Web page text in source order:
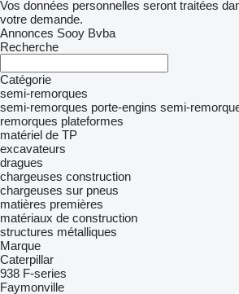
Vos données personnelles seront traitées
votre demande.
Annonces Sooy Bvba
Recherche
Catégorie
semi-remorques
semi-remorques porte-engins semi-
remorques plateformes
matériel de TP
excavateurs
dragues
chargeuses construction
chargeuses sur pneus
matières premières
matériaux de construction
structures métalliques
Marque
Caterpillar
938 F-series
Faymonville